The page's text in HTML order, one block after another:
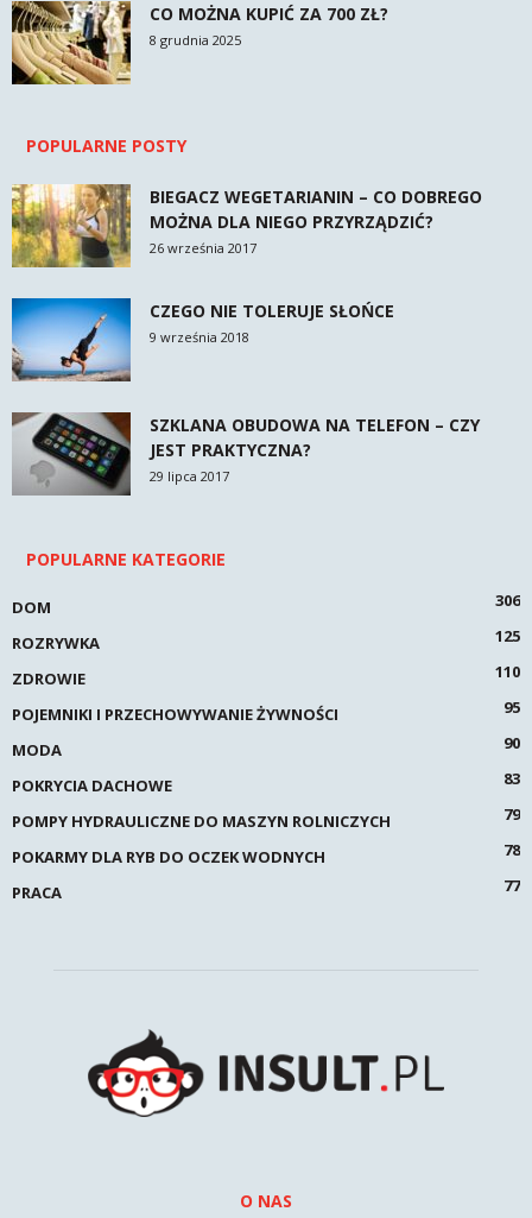
CO MOŻNA KUPIĆ ZA 700 ZŁ?
8 grudnia 2025
POPULARNE POSTY
BIEGACZ WEGETARIANIN – CO DOBREGO
MOŻNA DLA NIEGO PRZYRZĄDZIĆ?
26 września 2017
CZEGO NIE TOLERUJE SŁOŃCE
9 września 2018
SZKLANA OBUDOWA NA TELEFON – CZY
JEST PRAKTYCZNA?
29 lipca 2017
POPULARNE KATEGORIE
DOM
306
ROZRYWKA
125
ZDROWIE
110
POJEMNIKI I PRZECHOWYWANIE ŻYWNOŚCI
95
MODA
90
POKRYCIA DACHOWE
83
POMPY HYDRAULICZNE DO MASZYN ROLNICZYCH
79
POKARMY DLA RYB DO OCZEK WODNYCH
78
PRACA
77
O NAS